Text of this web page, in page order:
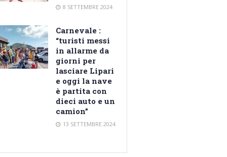
8 SETTEMBRE 2024
Carnevale :
“turisti messi
in allarme da
giorni per
lasciare Lipari
e oggi la nave
è partita con
dieci auto e un
camion”
13 SETTEMBRE 2024